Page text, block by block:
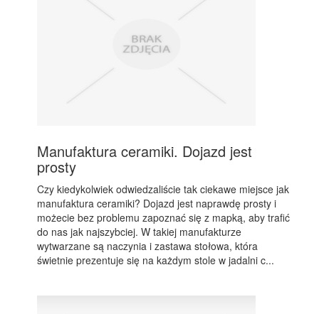
Manufaktura ceramiki. Dojazd jest
prosty
Czy kiedykolwiek odwiedzaliście tak ciekawe miejsce jak
manufaktura ceramiki? Dojazd jest naprawdę prosty i
możecie bez problemu zapoznać się z mapką, aby trafić
do nas jak najszybciej. W takiej manufakturze
wytwarzane są naczynia i zastawa stołowa, która
świetnie prezentuje się na każdym stole w jadalni c...